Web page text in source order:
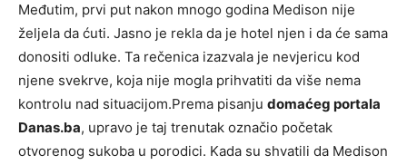
Međutim, prvi put nakon mnogo godina Medison nije
željela da ćuti. Jasno je rekla da je hotel njen i da će sama
donositi odluke. Ta rečenica izazvala je nevjericu kod
njene svekrve, koja nije mogla prihvatiti da više nema
kontrolu nad situacijom.Prema pisanju domaćeg portala
Danas.ba, upravo je taj trenutak označio početak
otvorenog sukoba u porodici. Kada su shvatili da Medison